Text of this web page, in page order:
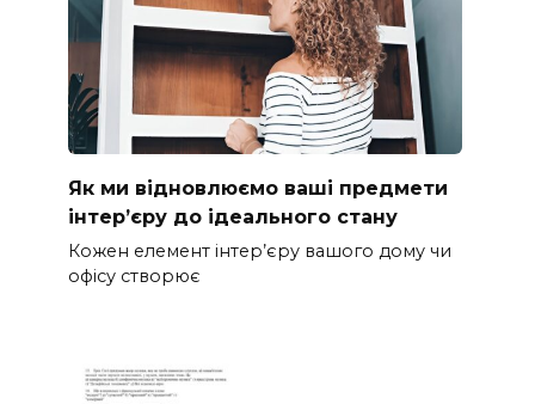
Як ми відновлюємо ваші предмети
інтер’єру до ідеального стану
Кожен елемент інтер’єру вашого дому чи
офісу створює